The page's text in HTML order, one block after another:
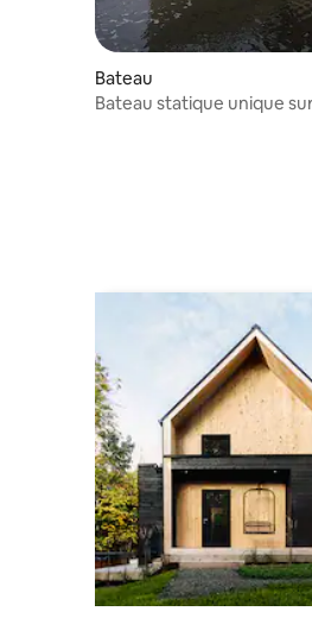
Bateau
Bateau statique unique